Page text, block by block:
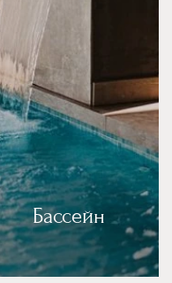
Бассейн